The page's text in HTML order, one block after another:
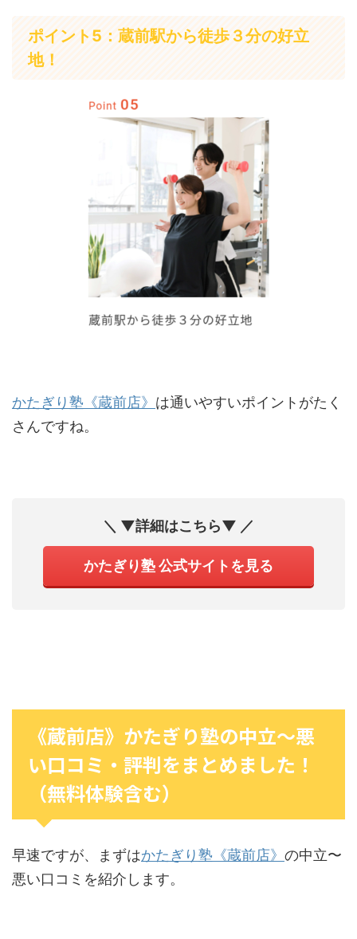
ポイント5：蔵前駅から徒歩３分の好立
地！
かたぎり塾《蔵前店》 は通いやすいポイントがたく
さんですね。
＼ ▼詳細はこちら▼ ／
かたぎり塾 公式サイトを見る
《蔵前店》かたぎり塾の中立〜悪
い口コミ・評判をまとめました！
（無料体験含む）
早速ですが、まずはかたぎり塾《蔵前店》 の中立〜
悪い口コミを紹介します。